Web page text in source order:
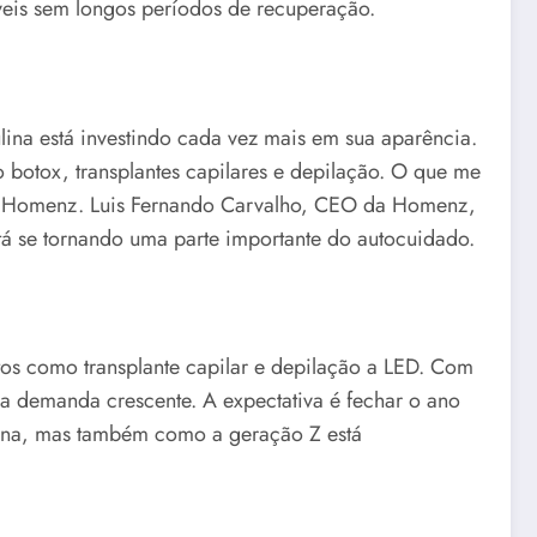
sem longos períodos de recuperação.
está investindo cada vez mais em sua aparência.
transplantes capilares e depilação. O que me
Luis Fernando Carvalho, CEO da Homenz,
se tornando uma parte importante do autocuidado.
como transplante capilar e depilação a LED. Com
crescente. A expectativa é fechar o ano
mas também como a geração Z está